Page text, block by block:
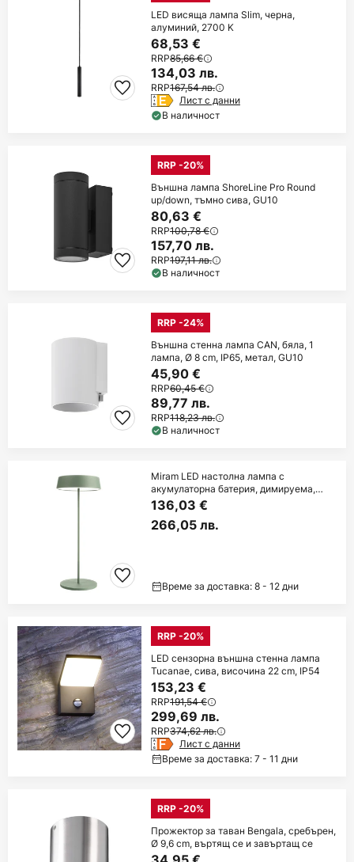
LED висяща лампа Slim, черна,
алуминий, 2700 K
68,53 €
RRP85,66 €
134,03 лв.
RRP167,54 лв.
Лист с данни
В наличност
RRP -20%
Външна лампа ShoreLine Pro Round
up/down, тъмно сива, GU10
80,63 €
RRP100,78 €
157,70 лв.
RRP197,11 лв.
В наличност
RRP -24%
Външна стенна лампа CAN, бяла, 1
лампа, Ø 8 cm, IP65, метал, GU10
45,90 €
RRP60,45 €
89,77 лв.
RRP118,23 лв.
В наличност
Miram LED настолна лампа с
акумулаторна батерия, димируема,
зелена
136,03 €
266,05 лв.
Време за доставка: 8 - 12 дни
RRP -20%
LED сензорна външна стенна лампа
Tucanae, сива, височина 22 cm, IP54
153,23 €
RRP191,54 €
299,69 лв.
RRP374,62 лв.
Лист с данни
Време за доставка: 7 - 11 дни
RRP -20%
Прожектор за таван Bengala, сребърен,
Ø 9,6 cm, въртящ се и завъртащ се